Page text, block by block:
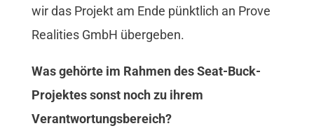
wir das Projekt am Ende pünktlich an Prove
Realities GmbH übergeben.
Was gehörte im Rahmen des Seat-Buck-
Projektes sonst noch zu ihrem
Verantwortungsbereich?